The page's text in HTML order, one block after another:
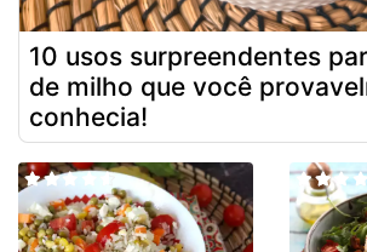
10 usos surpreendentes
de milho que você
conhecia!